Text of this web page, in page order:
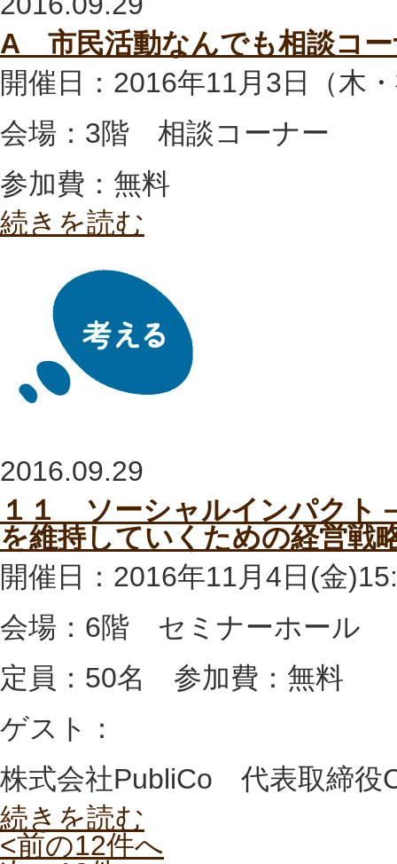
A 市民活動なんでも相談コ
開催日：2016年11月3日（木
会場：3階 相談コーナー
参加費：無料
続きを読む
2016.09.29
１１ ソーシャルインパクト
を維持していくための経営戦
開催日：2016年11月4日(金
会場：6階 セミナーホール
定員：50名 参加費：無料
ゲスト：
株式会社PubliCo 代表取締
続きを読む
<前の12件へ